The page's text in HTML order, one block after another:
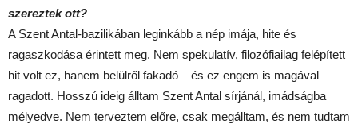
szereztek ott?
A Szent Antal-bazilikában leginkább a nép imája, hite és
ragaszkodása érintett meg. Nem spekulatív, filozófiailag felépített
hit volt ez, hanem belülről fakadó – és ez engem is magával
ragadott. Hosszú ideig álltam Szent Antal sírjánál, imádságba
mélyedve. Nem terveztem előre, csak megálltam, és nem tudtam